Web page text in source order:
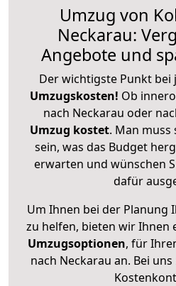
Umzug von
Neckarau:
Angebote und
Der wichtigste Punkt bei
Umzugskosten! Ob
nach Neckarau oder
Umzug kostet. Man muss
sein, was das Budget
erwarten und wünschen
dafür
Um Ihnen bei der Planung
zu helfen, bieten wir Ihnen
Umzugsoptionen, für
nach Neckarau an. Bei